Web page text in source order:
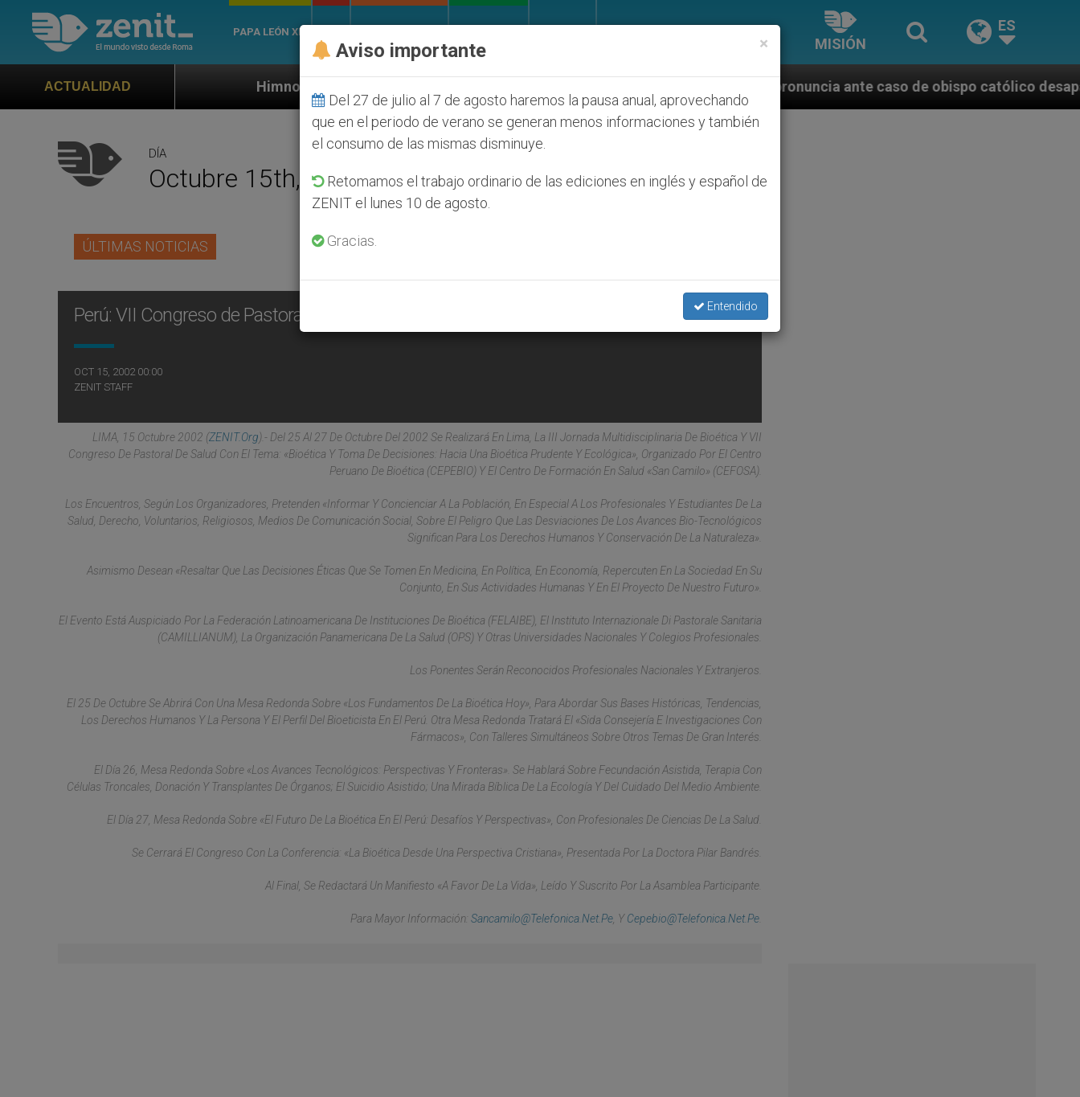
PAPA LEÓN XIV
MISIÓN
ES
ACTUALIDADHimno oficial de la Jornada Mundial de la Juventud Seúl 2027 ONU se pronuncia ante caso de obispo católico desaparecido por la
DÍA
Octubre 15th, 2002
ÚLTIMAS NOTICIAS
Perú: VII Congreso de Pastoral de la Salud
OCT 15, 2002 00:00
ZENIT STAFF
LIMA, 15 Octubre 2002 (ZENIT.org).- Del 25 Al 27 De Octubre Del 2002 Se Realizará En Lima, La III Jornada Multidisciplinaria De Bioética Y VII
Congreso De Pastoral De Salud Con El Tema: «Bioética Y Toma De Decisiones: Hacia Una Bioética Prudente Y Ecológica», Organizado Por El Centro
Peruano De Bioética (CEPEBIO) Y El Centro De Formación En Salud «San Camilo» (CEFOSA).
Los Encuentros, Según Los Organizadores, Pretenden «informar Y Concienciar A La Población, En Especial A Los Profesionales Y Estudiantes De La
Salud, Derecho, Voluntarios, Religiosos, Medios De Comunicación Social, Sobre El Peligro Que Las Desviaciones De Los Avances Bio-Tecnológicos
Significan Para Los Derechos Humanos Y Conservación De La Naturaleza».
Asimismo Desean «resaltar Que Las Decisiones Éticas Que Se Tomen En Medicina, En Política, En Economía, Repercuten En La Sociedad En Su
Conjunto, En Sus Actividades Humanas Y En El Proyecto De Nuestro Futuro».
El Evento Está Auspiciado Por La Federación Latinoamericana De Instituciones De Bioética (FELAIBE), El Instituto Internazionale Di Pastorale Sanitaria
(CAMILLIANUM), La Organización Panamericana De La Salud (OPS) Y Otras Universidades Nacionales Y Colegios Profesionales.
Los Ponentes Serán Reconocidos Profesionales Nacionales Y Extranjeros.
El 25 De Octubre Se Abrirá Con Una Mesa Redonda Sobre «Los Fundamentos De La Bioética Hoy», Para Abordar Sus Bases Históricas, Tendencias,
Los Derechos Humanos Y La Persona Y El Perfil Del Bioeticista En El Perú. Otra Mesa Redonda Tratará El «Sida Consejería E Investigaciones Con
Fármacos», Con Talleres Simultáneos Sobre Otros Temas De Gran Interés.
El Día 26, Mesa Redonda Sobre «Los Avances Tecnológicos: Perspectivas Y Fronteras». Se Hablará Sobre Fecundación Asistida, Terapia Con
Células Troncales, Donación Y Transplantes De Órganos; El Suicidio Asistido; Una Mirada Bíblica De La Ecología Y Del Cuidado Del Medio Ambiente.
El Día 27, Mesa Redonda Sobre «El Futuro De La Bioética En El Perú: Desafíos Y Perspectivas», Con Profesionales De Ciencias De La Salud.
Se Cerrará El Congreso Con La Conferencia: «La Bioética Desde Una Perspectiva Cristiana», Presentada Por La Doctora Pilar Bandrés.
Al Final, Se Redactará Un Manifiesto «A Favor De La Vida», Leído Y Suscrito Por La Asamblea Participante.
Para Mayor Información: Sancamilo@telefonica.net.pe , YCepebio@telefonica.net.pe
×
Aviso importante
Del 27 de julio al 7 de agosto haremos la pausa anual, aprovechando
que en el periodo de verano se generan menos informaciones y también
el consumo de las mismas disminuye.
Retomamos el trabajo ordinario de las ediciones en inglés y español de
ZENIT el lunes 10 de agosto.
Gracias.
Entendido